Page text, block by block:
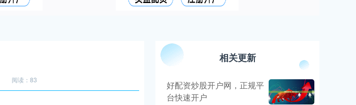
阅读：83
相关更新
好配资炒股开户网，正规平
台快速开户